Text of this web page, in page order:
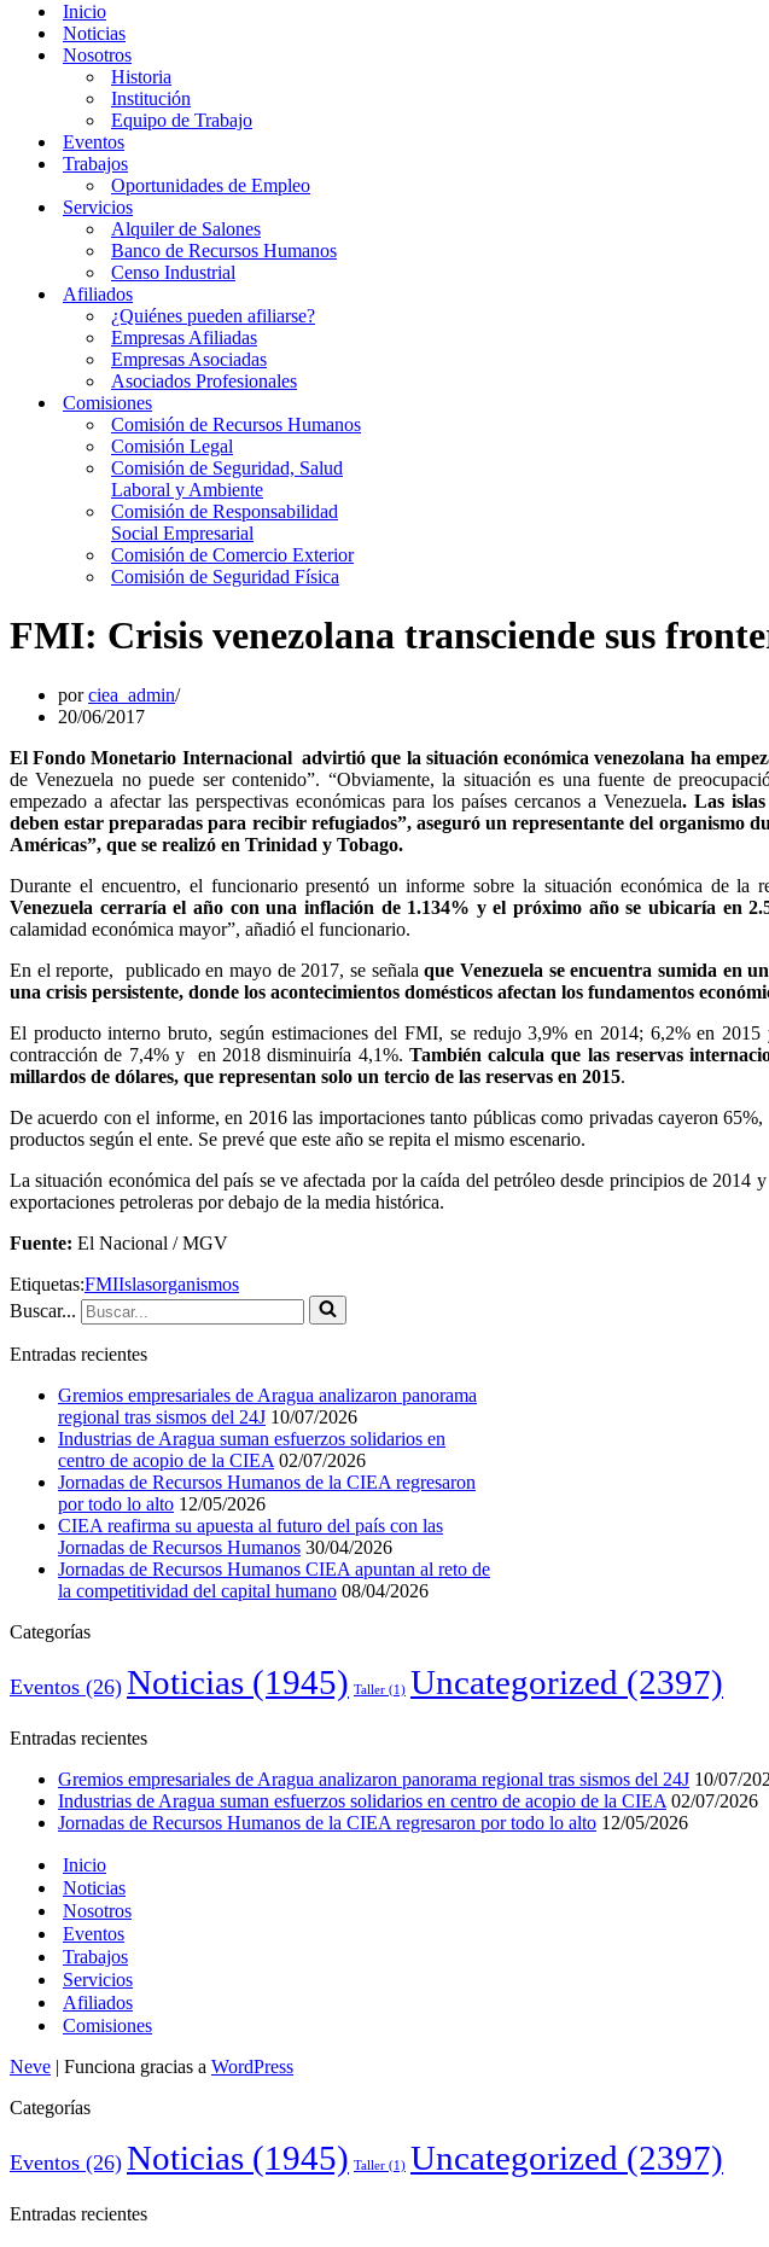
Inicio
Noticias
Nosotros
Historia
Institución
Equipo de Trabajo
Eventos
Trabajos
Oportunidades de Empleo
Servicios
Alquiler de Salones
Banco de Recursos Humanos
Censo Industrial
Afiliados
¿Quiénes pueden afiliarse?
Empresas Afiliadas
Empresas Asociadas
Asociados Profesionales
Comisiones
Comisión de Recursos Humanos
Comisión Legal
Comisión de Seguridad, Salud
Laboral y Ambiente
Comisión de Responsabilidad
Social Empresarial
Comisión de Comercio Exterior
Comisión de Seguridad Física
FMI: Crisis venezolana transciende sus
porciea_admin
20/06/2017
El Fondo Monetario Internacional advirtió que la situación económica venezolana ha
de Venezuela no puede ser contenido”. “Obviamente, la situación es una fuente de
empezado a afectar las perspectivas económicas para los países cercanos a Venezuela. Las
deben estar preparadas para recibir refugiados”, aseguró un representante del organismo
Américas”, que se realizó en Trinidad y Tobago.
Durante el encuentro, el funcionario presentó un informe sobre la situación económica de la
Venezuela cerraría el año con una inflación de 1.134% y el próximo año se ubicaría en
calamidad económica mayor”, añadió el funcionario.
En el reporte, publicado en mayo de 2017, se señalaque Venezuela se encuentra sumida en
una crisis persistente, donde los acontecimientos domésticos afectan los fundamentos
El producto interno bruto, según estimaciones del FMI, se redujo 3,9% en 2014; 6,2% en
contracción de 7,4% y en 2018 disminuiría 4,1%. También calcula que las reservas
millardos de dólares, que representan solo un tercio de las reservas en 2015.
De acuerdo con el informe, en 2016 las importaciones tanto públicas como privadas cayeron
productos según el ente. Se prevé que este año se repita el mismo escenario.
La situación económica del país se ve afectada por la caída del petróleo desde principios de 2014
exportaciones petroleras por debajo de la media histórica.
Fuente: El Nacional / MGV
Etiquetas:FMIIslasorganismos
Buscar...
Entradas recientes
Gremios empresariales de Aragua analizaron panorama
regional tras sismos del 24J 10/07/2026
Industrias de Aragua suman esfuerzos solidarios en
centro de acopio de la CIEA 02/07/2026
Jornadas de Recursos Humanos de la CIEA regresaron
por todo lo alto 12/05/2026
CIEA reafirma su apuesta al futuro del país con las
Jornadas de Recursos Humanos 30/04/2026
Jornadas de Recursos Humanos CIEA apuntan al reto de
la competitividad del capital humano 08/04/2026
Categorías
Eventos (26) Noticias (1945) Taller (1) Uncategorized (2397)
Entradas recientes
Gremios empresariales de Aragua analizaron panorama regional tras sismos del 24J 10/07/
Industrias de Aragua suman esfuerzos solidarios en centro de acopio de la CIEA 02/07/2026
Jornadas de Recursos Humanos de la CIEA regresaron por todo lo alto 12/05/2026
Inicio
Noticias
Nosotros
Eventos
Trabajos
Servicios
Afiliados
Comisiones
Neve | Funciona gracias a WordPress
Categorías
Eventos (26) Noticias (1945) Taller (1) Uncategorized (2397)
Entradas recientes